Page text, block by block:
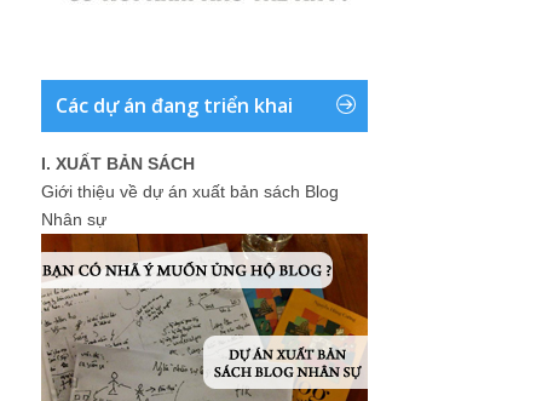
Các dự án đang triển khai
I. XUẤT BẢN SÁCH
Giới thiệu về dự án xuất bản sách Blog
Nhân sự